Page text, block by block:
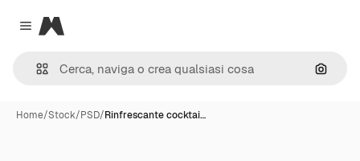
Close menu
Magnific
Cerca
Home/Stock/PSD/Rinfrescante cocktai…